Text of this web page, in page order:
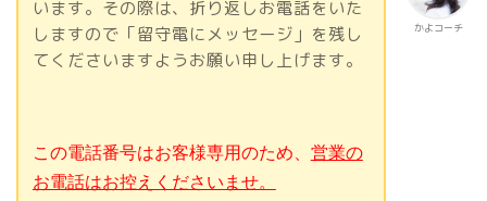
かよコーチ
います。その際は、折り返しお電話をいた
しますので「留守電にメッセージ」を残し
てくださいますようお願い申し上げます。
この電話番号はお客様専用のため、 営業の
お電話はお控えくださいませ。